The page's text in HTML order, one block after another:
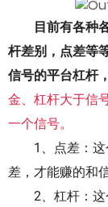
目前有各种
杆差别，点差等
信号的平台杠杆
金、杠杆大于信
一个信号。
1、点差：
差，才能赚的和
2、杠杆：